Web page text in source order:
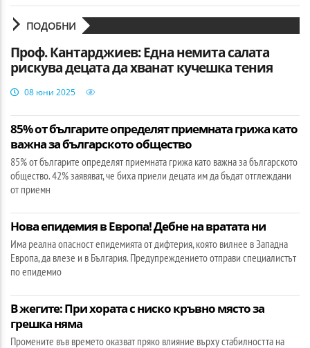
ПОДОБНИ
Проф. Кантарджиев: Една немита салата
рискува децата да хванат кучешка тения
08 юни 2025
85% от българите определят приемната грижа като
важна за българското общество
85% от българите определят приемната грижа като важна за българското
общество. 42% заявяват, че биха приели децата им да бъдат отглеждани
от приемн
Нова епидемия в Европа! Дебне на вратата ни
Има реална опасност епидемията от дифтерия, която вилнее в Западна
Европа, да влезе и в България. Предупреждението отправи специалистът
по епидемио
В жегите: При хората с ниско кръвно място за
грешка няма
Промените във времето оказват пряко влияние върху стабилността на